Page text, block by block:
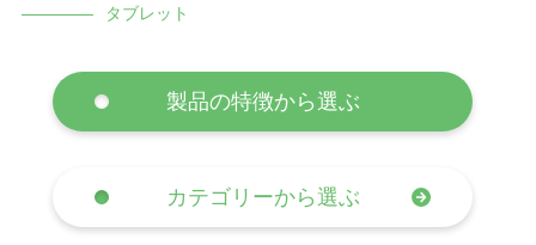
タブレット
製品の特徴から選ぶ
カテゴリーから選ぶ